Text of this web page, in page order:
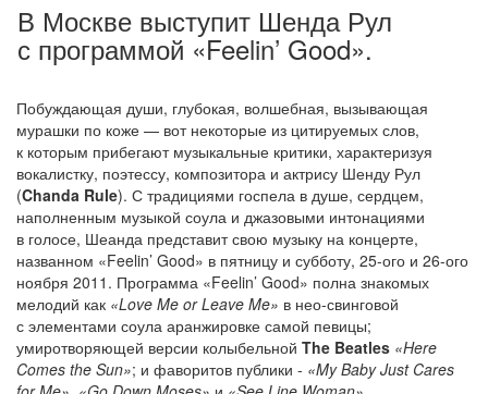
В Москве выступит Шенда Рул
с программой «Feelin’ Good».
Побуждающая души, глубокая, волшебная, вызывающая
мурашки по коже — вот некоторые из цитируемых слов,
к которым прибегают музыкальные критики, характеризуя
вокалистку, поэтессу, композитора и актрису Шенду Рул
(Chanda Rule). С традициями госпела в душе, сердцем,
наполненным музыкой соула и джазовыми интонациями
в голосе, Шеанда представит свою музыку на концерте,
названном «Feelin’ Good» в пятницу и субботу, 25-ого и 26-ого
ноября 2011. Программа «Feelin’ Good» полна знакомых
мелодий как «Love Me or Leave Me» в нео-свинговой
с элементами соула аранжировке самой певицы;
умиротворяющей версии колыбельной The Beatles «Here
Comes the Sun»; и фаворитов публики - «My Baby Just Cares